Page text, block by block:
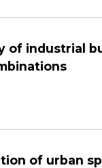
industrial
of urban